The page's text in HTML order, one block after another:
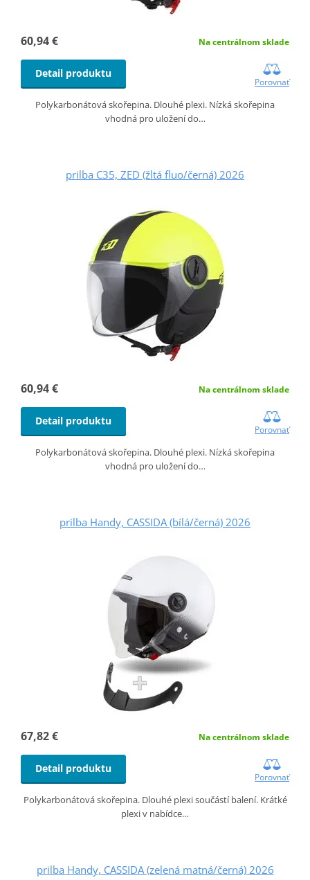
60,94 € Na centrálnom sklade
Detail produktu
Porovnať
Polykarbonátová skořepina. Dlouhé plexi. Nízká skořepina
vhodná pro uložení do…
prilba C35, ZED (žltá fluo/černá) 2026
60,94 € Na centrálnom sklade
Detail produktu
Porovnať
Polykarbonátová skořepina. Dlouhé plexi. Nízká skořepina
vhodná pro uložení do…
prilba Handy, CASSIDA (bílá/černá) 2026
67,82 € Na centrálnom sklade
Detail produktu
Porovnať
Polykarbonátová skořepina. Dlouhé plexi součástí balení. Krátké
plexi v nabídce…
prilba Handy, CASSIDA (zelená matná/černá) 2026